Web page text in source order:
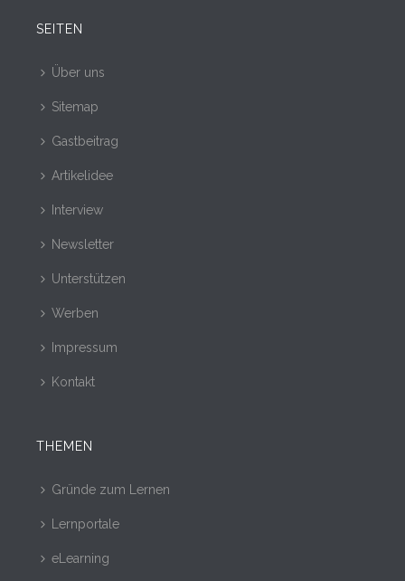
SEITEN
Über uns
Sitemap
Gastbeitrag
Artikelidee
Interview
Newsletter
Unterstützen
Werben
Impressum
Kontakt
THEMEN
Gründe zum Lernen
Lernportale
eLearning